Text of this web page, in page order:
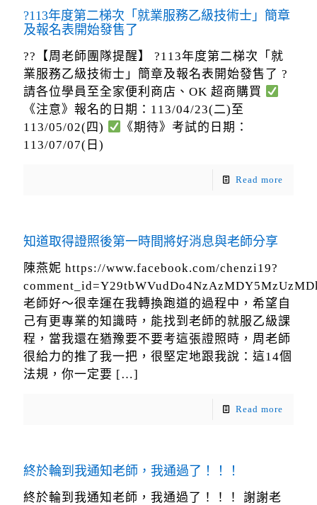
?113年度第二梯次「就業服務乙級技術士」簡章
及報名表開始發售了
??【周老師團隊提醒】 ?113年度第二梯次「就
業服務乙級技術士」簡章及報名表開始發售了 ?
請各位學員至全家便利商店、OK 超商購買
《注意》報名的日期：113/04/23(二)至
113/05/02(四)
《期待》考試的日期：
113/07/07(日)
Read more
知道取得證照後第一時間將好消息與老師分享
陳燕妮 https://www.facebook.com/chenzi19?
老師好～很幸運在我轉換跑道的過程中，希望自
己有更專業的知識時，能找到老師的就服乙級課
程，當我還在猶豫要不要考這張證照時，周老師
很給力的推了我一把，很堅定地跟我說：這14個
法規，你一定要 […]
Read more
終於輪到我通知老師，我通過了！！！
終於輪到我通知老師，我通過了！！！ 謝謝老